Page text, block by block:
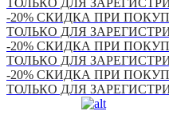
ТОЛЬКО ДЛЯ
-20% СКИДКА ПРИ
ТОЛЬКО ДЛЯ
-20% СКИДКА ПРИ
ТОЛЬКО ДЛЯ
-20% СКИДКА ПРИ
ТОЛЬКО ДЛЯ